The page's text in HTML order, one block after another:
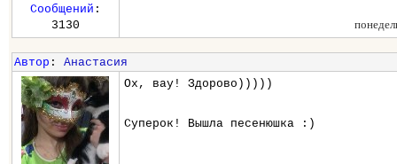
Сообщений :
3130
Автор : Анастасия
Ох, вау! Здорово)))))
Суперок! Вышла песенюшка :)